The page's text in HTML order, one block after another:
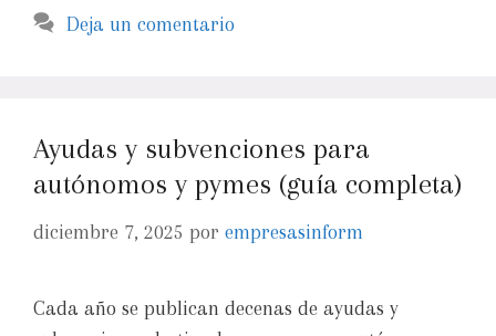
Deja un comentario
Ayudas y subvenciones para
autónomos y pymes (guía completa)
diciembre 7, 2025 por empresasinform
Cada año se publican decenas de ayudas y